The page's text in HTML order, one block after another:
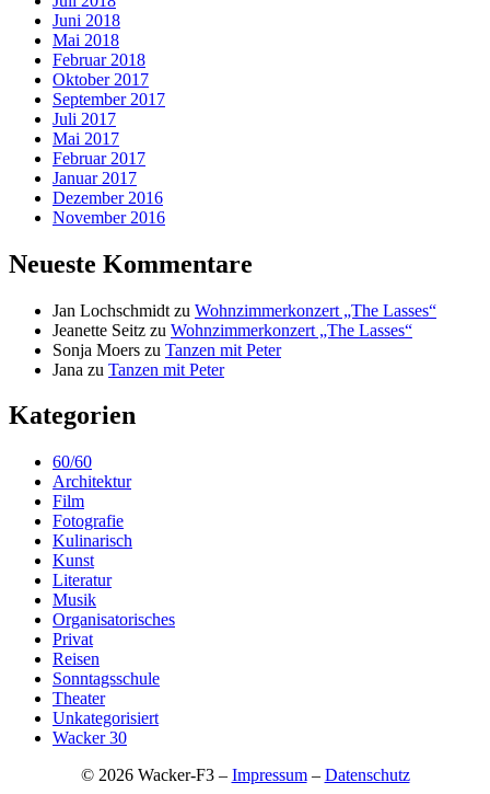
Juni 2018
Mai 2018
Februar 2018
Oktober 2017
September 2017
Juli 2017
Mai 2017
Februar 2017
Januar 2017
Dezember 2016
November 2016
Neueste Kommentare
Jan Lochschmidt zu Wohnzimmerkonzert „The Lasses“
Jeanette Seitz zu Wohnzimmerkonzert „The Lasses“
Sonja Moers zu Tanzen mit Peter
Jana zu Tanzen mit Peter
Kategorien
60/60
Architektur
Film
Fotografie
Kulinarisch
Kunst
Literatur
Musik
Organisatorisches
Privat
Reisen
Sonntagsschule
Theater
Unkategorisiert
Wacker 30
© 2026 Wacker-F3 – Impressum– Datenschutz